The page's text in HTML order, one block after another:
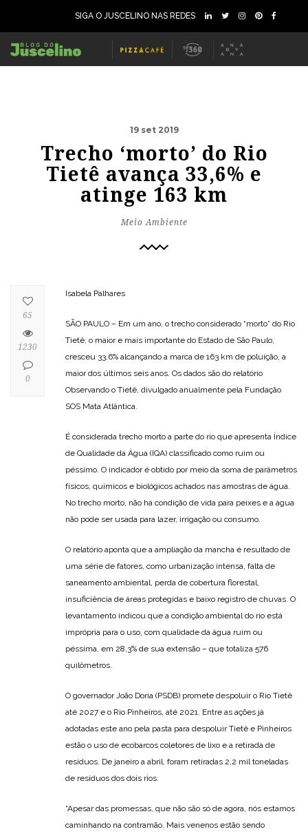
SIGA O JUSCELINO NAS REDES
19 set 2019
Trecho ‘morto’ do Rio
Tietê avança 33,6% e
atinge 163 km
Meio Ambiente
Isabela Palhares
SÃO PAULO – Em um ano, o trecho considerado “morto” do Rio
Tietê, o maior e mais importante do Estado de São Paulo,
cresceu 33,6% alcançando a marca de 163 km de poluição, a
maior dos últimos seis anos. Os dados são do relatório
Observando o Tietê, divulgado anualmente pela Fundação
SOS Mata Atlântica.
É considerada trecho morto a parte do rio que apresenta Índice
de Qualidade da Água (IQA) classificado como ruim ou
péssimo. O indicador é obtido por meio da soma de parâmetros
físicos, químicos e biológicos achados nas amostras de água.
No trecho morto, não há condição de vida para peixes e a água
não pode ser usada para lazer, irrigação ou consumo.
O relatório aponta que a ampliação da mancha é resultado de
uma série de fatores, como urbanização intensa, falta de
saneamento ambiental, perda de cobertura florestal,
insuficiência de áreas protegidas e baixo registro de chuvas. O
levantamento indicou que a condição ambiental do rio está
imprópria para o uso, com qualidade da água ruim ou
péssima, em 28,3% de sua extensão – que totaliza 576
quilômetros.
O governador João Doria (PSDB) promete despoluir o Rio Tietê
até 2027 e o Rio Pinheiros, até 2021. Entre as ações já
adotadas este ano pela pasta para despoluir Tietê e Pinheiros
estão o uso de ecobarcos coletores de lixo e a retirada de
resíduos. De janeiro a abril, foram retiradas 2,2 mil toneladas
de resíduos dos dois rios.
“Apesar das promessas, que não são só de agora, nós estamos
caminhando na contramão. Mais venenos estão sendo
65
1230
0